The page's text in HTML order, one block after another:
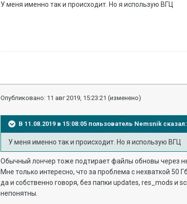
У меня именно так и происходит. Но я использую ВГЦ
Опубликовано: 11 авг 2019, 15:23:21 (изменено)
В 11.08.2019 в 15:08:05 пользователь Nemsnik сказал:
У меня именно так и происходит. Но я использую ВГЦ
Обычный лончер тоже подтирает файлы обновы через
Мне только интересно, что за проблема с нехваткой 50
да и собственно говоря, без папки updates, res_mods и
непонятны.